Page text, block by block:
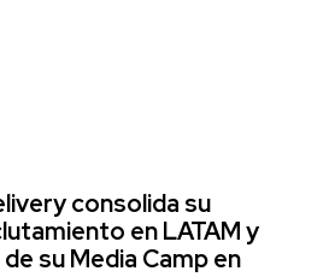
consolida su
en LATAM y
su Media Camp en